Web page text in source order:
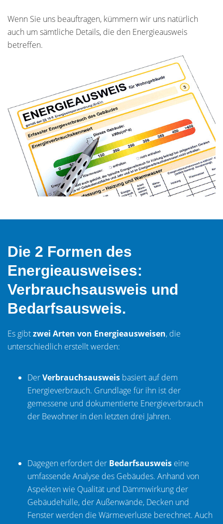
Wenn Sie uns beauftragen, kümmern wir uns natürlich
auch um sämtliche Details, die den Energieausweis
betreffen.
Die 2 Formen des
Energieausweises:
Verbrauchsausweis und
Bedarfsausweis.
Es gibtzwei Arten von Energieausweisen, die
unterschiedlich erstellt werden:
DerVerbrauchsausweis basiert auf dem
Energieverbrauch. Grundlage für ihn ist der
gemessene und dokumentierte Energieverbrauch
der Bewohner in den letzten drei Jahren.
Dagegen erfordert der Bedarfsausweis eine
umfassende Analyse des Gebäudes. Anhand von
Aspekten wie Qualität und Dämmwirkung der
Gebäudehülle, der Außenwände, Decken und
Fenster werden die Wärmeverluste berechnet. Auch